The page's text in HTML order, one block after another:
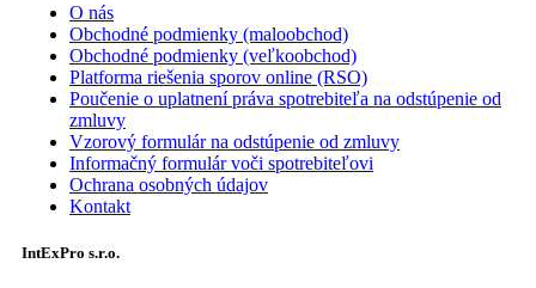
O nás
Obchodné podmienky (maloobchod)
Obchodné podmienky (veľkoobchod)
Platforma riešenia sporov online (RSO)
Poučenie o uplatnení práva spotrebiteľa na odstúpenie od
zmluvy
Vzorový formulár na odstúpenie od zmluvy
Informačný formulár voči spotrebiteľovi
Ochrana osobných údajov
Kontakt
IntExPro s.r.o.